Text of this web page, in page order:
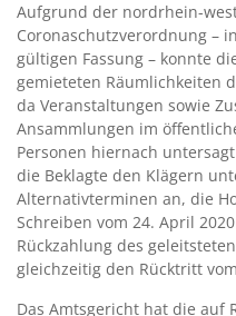
Aufgrund der nordrhein-
Coronaschutzverordnung –
gültigen Fassung – konnte
gemieteten Räumlichkeiten
da Veranstaltungen sowie
Ansammlungen im
Personen hiernach
die Beklagte den Klägern
Alternativterminen an, die
Schreiben vom 24. April
Rückzahlung des
gleichzeitig den Rücktritt
Das Amtsgericht hat die auf